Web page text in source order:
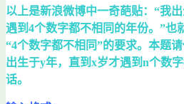
以上是新浪微博中一奇葩贴：“我
遇到4个数字都不相同的年份。”也
“4个数字都不相同”的要求。本题
出生于y年，直到x岁才遇到n个数
话。